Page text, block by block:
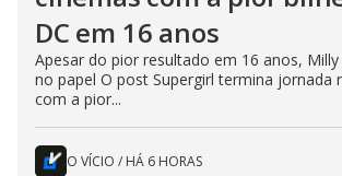
DC em 16 anos
Apesar do pior resultado em 16 anos, Milly
no papel O post Supergirl termina jornada
com a pior...
O VÍCIO / HÁ 6 HORAS